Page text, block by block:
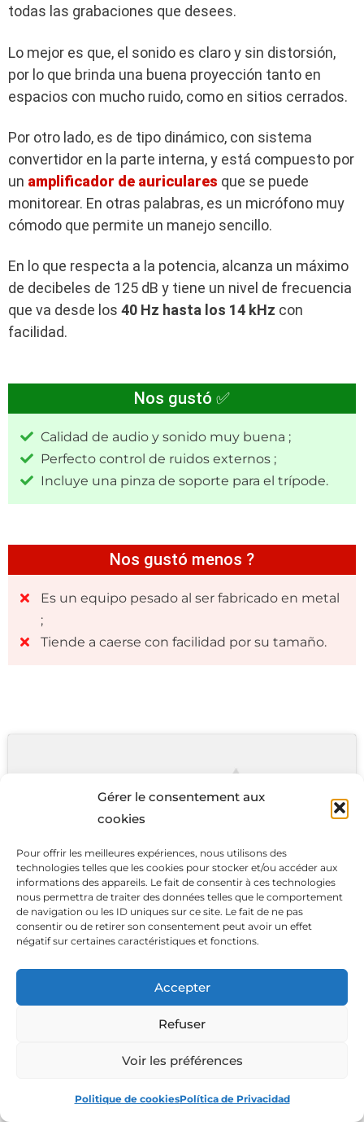
Gérer le consentement aux
cookies
Pour offrir les meilleures expériences, nous utilisons des
technologies telles que les cookies pour stocker et/ou accéder aux
informations des appareils. Le fait de consentir à ces technologies
nous permettra de traiter des données telles que le comportement
de navigation ou les ID uniques sur ce site. Le fait de ne pas
consentir ou de retirer son consentement peut avoir un effet
négatif sur certaines caractéristiques et fonctions.
Accepter
Refuser
Voir les préférences
Politique de cookiesPolítica de Privacidad
todas las grabaciones que desees.
Lo mejor es que, el sonido es claro y sin distorsión,
por lo que brinda una buena proyección tanto en
espacios con mucho ruido, como en sitios cerrados.
Por otro lado, es de tipo dinámico, con sistema
convertidor en la parte interna, y está compuesto por
un amplificador de auriculares que se puede
monitorear. En otras palabras, es un micrófono muy
cómodo que permite un manejo sencillo.
En lo que respecta a la potencia, alcanza un máximo
de decibeles de 125 dB y tiene un nivel de frecuencia
que va desde los 40 Hz hasta los 14 kHz con
facilidad.
Nos gustó ✅
Calidad de audio y sonido muy buena ;
Perfecto control de ruidos externos ;
Incluye una pinza de soporte para el trípode.
Nos gustó menos ?
Es un equipo pesado al ser fabricado en metal
;
Tiende a caerse con facilidad por su tamaño.
Haz clic para aceptar cookies de marketing
y permitir este contenido